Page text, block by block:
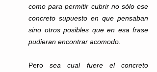
como para permitir cubrir no sólo ese
concreto supuesto en que pensaban
sino otros posibles que en esa frase
pudieran encontrar acomodo.
Pero sea cual fuere el concreto